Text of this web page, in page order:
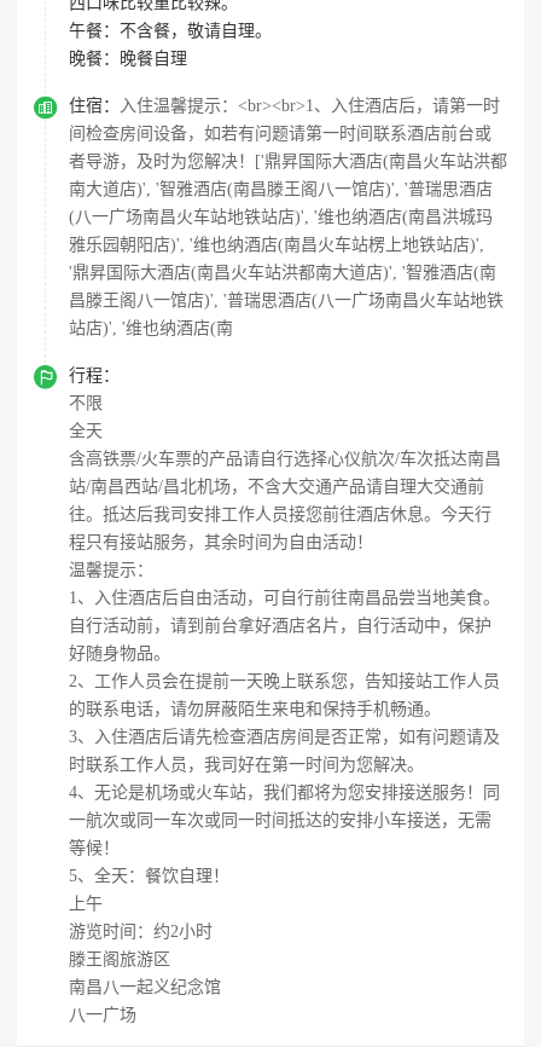
午餐： 不含餐，敬请自理。
晚餐：
晚餐自理
 住宿：
入住温馨提示：<br><br>1、入住酒店后，请第一时
间检查房间设备，如若有问题请第一时间联系酒店前台或
者导游，及时为您解决！['鼎昇国际大酒店(南昌火车站洪都
南大道店)', '智雅酒店(南昌滕王阁八一馆店)', '普瑞思酒店
(八一广场南昌火车站地铁站店)', '维也纳酒店(南昌洪城玛
雅乐园朝阳店)', '维也纳酒店(南昌火车站楞上地铁站店)',
'鼎昇国际大酒店(南昌火车站洪都南大道店)', '智雅酒店(南
昌滕王阁八一馆店)', '普瑞思酒店(八一广场南昌火车站地铁
站店)', '维也纳酒店(南

行程：
不限
全天
含高铁票/火车票的产品请自行选择心仪航次/车次抵达南昌
站/南昌西站/昌北机场，不含大交通产品请自理大交通前
往。抵达后我司安排工作人员接您前往酒店休息。今天行
程只有接站服务，其余时间为自由活动！
温馨提示：
1、入住酒店后自由活动，可自行前往南昌品尝当地美食。
自行活动前，请到前台拿好酒店名片，自行活动中，保护
好随身物品。
2、工作人员会在提前一天晚上联系您，告知接站工作人员
的联系电话，请勿屏蔽陌生来电和保持手机畅通。
3、入住酒店后请先检查酒店房间是否正常，如有问题请及
时联系工作人员，我司好在第一时间为您解决。
4、无论是机场或火车站，我们都将为您安排接送服务！同
一航次或同一车次或同一时间抵达的安排小车接送，无需
等候！
5、全天：餐饮自理！
上午
游览时间：约2小时
滕王阁旅游区
南昌八一起义纪念馆
八一广场